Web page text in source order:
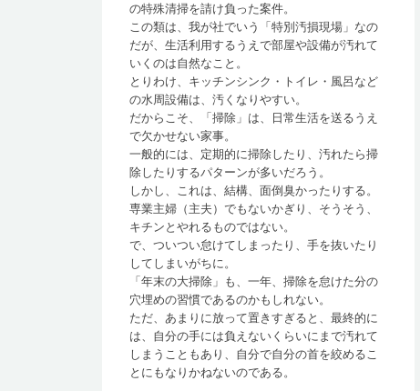
の特殊清掃を請け負った案件。
この類は、我が社でいう「特別汚損現場」なの
だが、生活利用するうえで部屋や設備が汚れて
いくのは自然なこと。
とりわけ、キッチンシンク・トイレ・風呂など
の水周設備は、汚くなりやすい。
だからこそ、「掃除」は、日常生活を送るうえ
で欠かせない家事。
一般的には、定期的に掃除したり、汚れたら掃
除したりするパターンが多いだろう。
しかし、これは、結構、面倒臭かったりする。
専業主婦（主夫）でもないかぎり、そうそう、
キチンとやれるものではない。
で、ついつい怠けてしまったり、手を抜いたり
してしまいがちに。
「年末の大掃除」も、一年、掃除を怠けた分の
穴埋めの習慣であるのかもしれない。
ただ、あまりに放って置きすぎると、最終的に
は、自分の手には負えないくらいにまで汚れて
しまうこともあり、自分で自分の首を絞めるこ
とにもなりかねないのである。